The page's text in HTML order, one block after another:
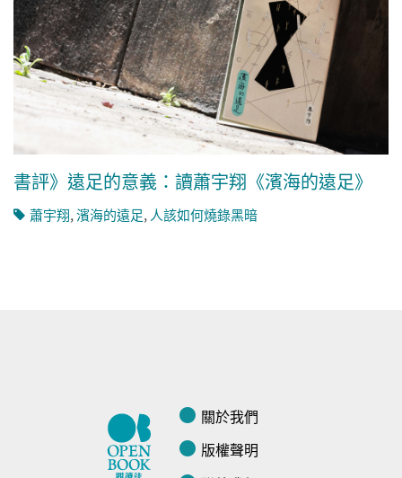
書評》遠足的意義：讀蕭宇翔《濱海的遠足》
蕭宇翔,濱海的遠足,人該如何燒錄黑暗
關於我們
版權聲明